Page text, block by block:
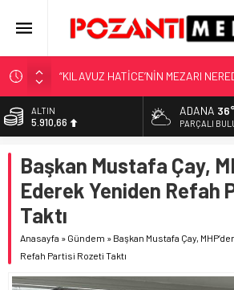
“KILAVUZ HATİCE’NİN MEZARI
Adana’nın Gizli Cenneti Pozantı
Yılmaz Soğutma’dan Buzdolabı
Ajans
Harun YÜCEL Yazdı: İLBER ORTAYLI
ALTIN
5.910,66
11.456,34
DOLAR
42,6961
50,2615
ADANA
PARÇALI
Başkan Mustafa Çay,
Ederek Yeniden Refah
Taktı
Anasayfa » Gündem » Başkan Mustafa Çay,
Refah Partisi Rozeti Taktı